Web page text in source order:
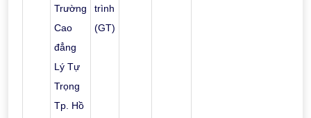
Trường
Cao
đẳng
Lý Tự
Trọng
Tp. Hồ
trình
(GT)